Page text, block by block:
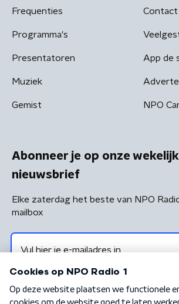
Frequenties
Programma's
Presentatoren
Muziek
Gemist
Contact
App de
NPO
Abonneer je op onze
nieuwsbrief
Elke zaterdag het beste van NPO
mailbox